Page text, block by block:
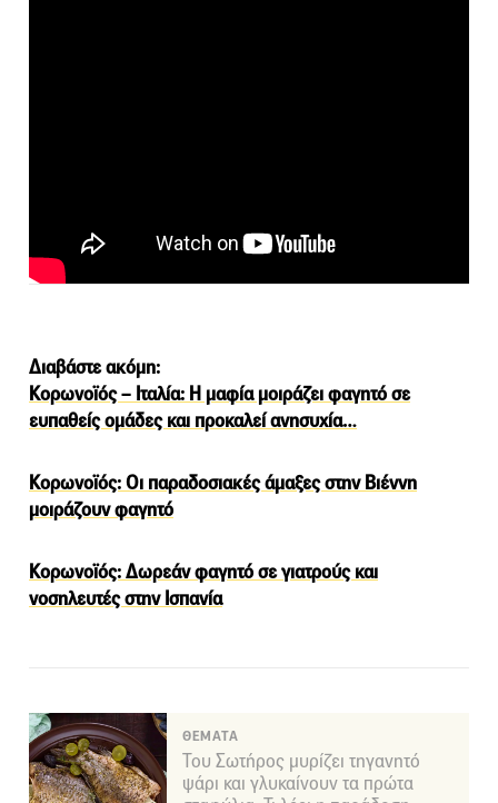
Διαβάστε ακόμη:
Κορωνοϊός – Ιταλία: Η μαφία μοιράζει φαγητό σε
ευπαθείς ομάδες και προκαλεί ανησυχία…
Κορωνοϊός: Οι παραδοσιακές άμαξες στην Βιέννη
μοιράζουν φαγητό
Κορωνοϊός: Δωρεάν φαγητό σε γιατρούς και
νοσηλευτές στην Ισπανία
ΘΕΜΑΤΑ
Του Σωτήρος μυρίζει τηγανητό
ψάρι και γλυκαίνουν τα πρώτα